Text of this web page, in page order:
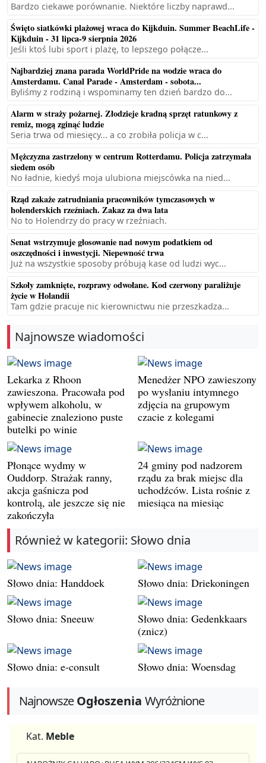
Bardzo ciekawe porównanie. Niektóre liczby naprawd...
Święto siatkówki plażowej wraca do Kijkduin. Summer BeachLife -
Kijkduin - 31 lipca-9 sierpnia 2026
Jeśli ktoś lubi sport i plażę, to lepszego połącze...
Najbardziej znana parada WorldPride na wodzie wraca do
Amsterdamu. Canal Parade - Amsterdam - sobota...
Byliśmy z rodziną i wspominamy ten dzień bardzo do...
Alarm w straży pożarnej. Złodzieje kradną sprzęt ratunkowy z
remiz, mogą zginąć ludzie
Seria trwa od miesięcy... a co zrobiła policja w c...
Mężczyzna zastrzelony w centrum Rotterdamu. Policja zatrzymała
siedem osób
No ładnie, kiedyś moja ulubiona miejscówka na nied...
Rząd zakaże zatrudniania pracowników tymczasowych w
holenderskich rzeźniach. Zakaz za dwa lata
No to Holendrzy do pracy w rzeźniach.
Senat wstrzymuje głosowanie nad nowym podatkiem od
oszczędności i inwestycji. Niepewność trwa
Już na wszystkie sposoby próbują kase od ludzi wyc...
Szkoły zamknięte, rozprawy odwołane. Kod czerwony paraliżuje
życie w Holandii
Tam gdzie pracuje nic kierownictwu nie przeszkadza...
Najnowsze wiadomości
Lekarka z Rhoon
zawieszona. Pracowała pod
wpływem alkoholu, w
gabinecie znaleziono puste
butelki po winie
Menedżer NPO zawieszony
po wysłaniu intymnego
zdjęcia na grupowym
czacie z kolegami
Płonące wydmy w
Ouddorp. Strażak ranny,
akcja gaśnicza pod
kontrolą, ale jeszcze się nie
zakończyła
24 gminy pod nadzorem
rządu za brak miejsc dla
uchodźców. Lista rośnie z
miesiąca na miesiąc
Również w kategorii: Słowo dnia
Słowo dnia: Handdoek Słowo dnia: Driekoningen
Słowo dnia: Sneeuw
Słowo dnia: Gedenkkaars
(znicz)
Słowo dnia: e-consult Słowo dnia: Woensdag
NajnowszeOgłoszenia Wyróżnione
Kat. Meble